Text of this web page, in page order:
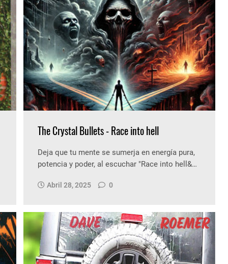
The Crystal Bullets - Race into hell
Deja que tu mente se sumerja en energía pura,
potencia y poder, al escuchar "Race into hell&…
Abril 28, 2025 0